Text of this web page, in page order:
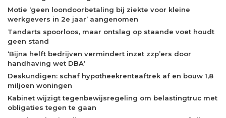
Motie ‘geen loondoorbetaling bij ziekte voor kleine
werkgevers in 2e jaar’ aangenomen
Tandarts spoorloos, maar ontslag op staande voet houdt
geen stand
‘Bijna helft bedrijven vermindert inzet zzp’ers door
handhaving wet DBA’
Deskundigen: schaf hypotheekrenteaftrek af en bouw 1,8
miljoen woningen
Kabinet wijzigt tegenbewijsregeling om belastingtruc met
obligaties tegen te gaan